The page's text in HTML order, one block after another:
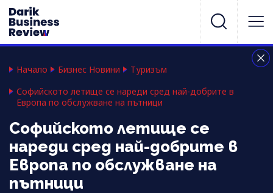
Начало Бизнес Новини
Туризъм
Софийското летище се нареди сред най-добрите в
Европа по обслужване на пътници
Софийското летище се
нареди сред най-добрите в
Европа по обслужване на
пътници